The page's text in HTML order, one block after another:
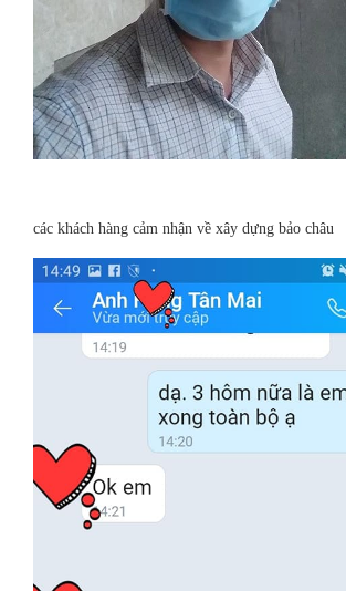
các khách hàng cảm nhận về xây dựng bảo châu